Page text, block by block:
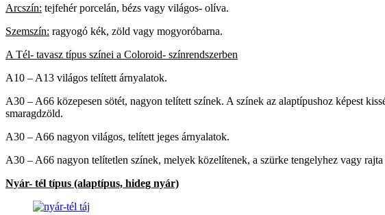
Arcszín: tejfehér porcelán, bézs vagy világos- olíva.
Szemszín: ragyogó kék, zöld vagy mogyoróbarna.
A Tél- tavasz típus színei a Coloroid- színrendszerben
A10 – A13 világos telített árnyalatok.
A30 – A66 közepesen sötét, nagyon telített színek. A színek az alaptípushoz képest
smaragdzöld.
A30 – A66 nagyon világos, telített jeges árnyalatok.
A30 – A66 nagyon telítetlen színek, melyek közelítenek, a szürke tengelyhez vagy
Nyár- tél típus (alaptípus, hideg nyár)